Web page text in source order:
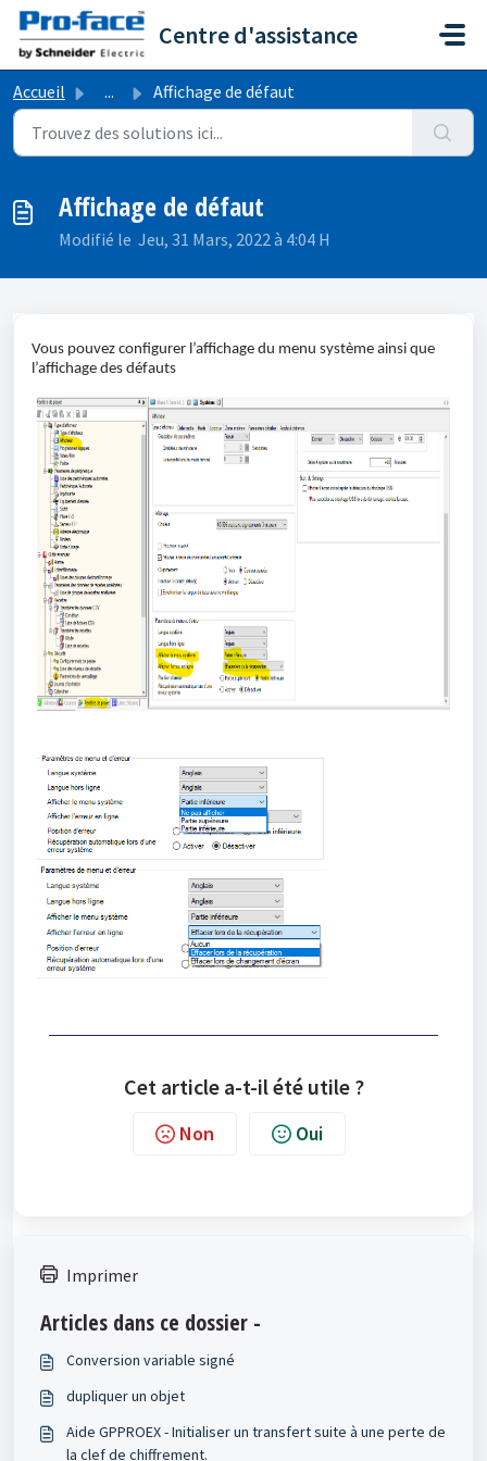
Passer au contenu principal
Centre d'assistance
Accueil ... Affichage de défaut
Affichage de défaut
Modifié le Jeu, 31 Mars, 2022 à 4:04 H
Vous pouvez configurer l’affichage du menu système ainsi que
l’affichage des défauts
Cet article a-t-il été utile ?
Non Oui
Imprimer
Articles dans ce dossier -
Conversion variable signé
dupliquer un objet
Aide GPPROEX - Initialiser un transfert suite à une perte de
la clef de chiffrement.